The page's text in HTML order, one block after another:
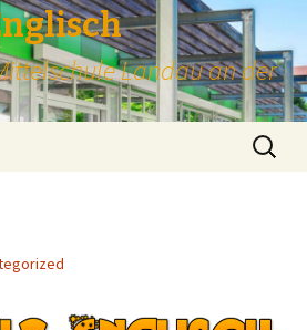
Landau an der
Suchen
nach: